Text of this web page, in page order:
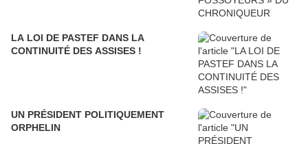
LA LOI DE PASTEF DANS LA
CONTINUITÉ DES ASSISES !
UN PRÉSIDENT POLITIQUEMENT
ORPHELIN